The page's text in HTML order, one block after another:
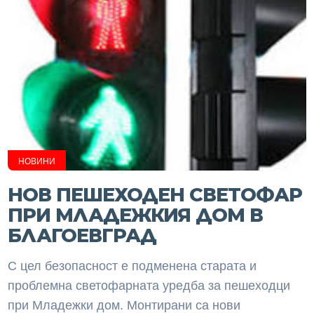
НОВИНИ
НОВ ПЕШЕХОДЕН СВЕТОФАР
ПРИ МЛАДЕЖКИЯ ДОМ В
БЛАГОЕВГРАД
С цел безопасност е подменена старата и
проблемна светофарната уредба за пешеходци
при Младежки дом. Монтирани са нови